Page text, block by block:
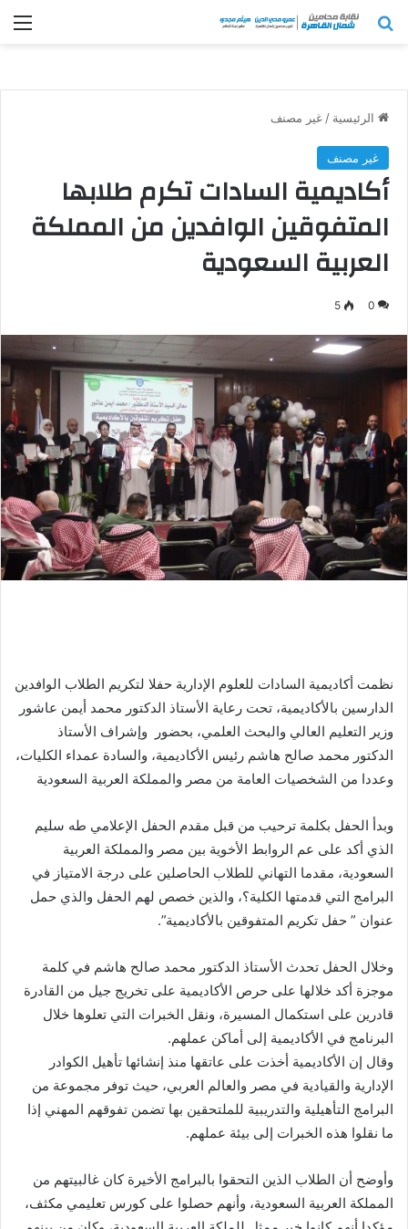
بحث عن
الرئيسية / غير مصنف
غير مصنف
أكاديمية السادات تكرم طلابها
المتفوقين الوافدين من المملكة
العربية السعودية
0
5
نظمت أكاديمية السادات للعلوم الإدارية حفلا لتكريم الطلاب الوافدين
الدارسين بالأكاديمية، تحت رعاية الأستاذ الدكتور محمد أيمن عاشور
وزير التعليم العالي والبحث العلمي، بحضور وإشراف الأستاذ
الدكتور محمد صالح هاشم رئيس الأكاديمية، والسادة عمداء الكليات،
وعددا من الشخصيات العامة من مصر والمملكة العربية السعودية
وبدأ الحفل بكلمة ترحيب من قبل مقدم الحفل الإعلامي طه سليم
الذي أكد على عم الروابط الأخوية بين مصر والمملكة العربية
السعودية، مقدما التهاني للطلاب الحاصلين على درجة الامتياز في
البرامج التي قدمتها الكلية؟، والذين خصص لهم الحفل والذي حمل
عنوان ” حفل تكريم المتفوقين بالأكاديمية”.
وخلال الحفل تحدث الأستاذ الدكتور محمد صالح هاشم في كلمة
موجزة أكد خلالها على حرص الأكاديمية على تخريج جيل من القادرة
قادرين على استكمال المسيرة، ونقل الخبرات التي تعلوها خلال
البرنامج في الأكاديمية إلى أماكن عملهم.
وقال إن الأكاديمية أخذت على عاتقها منذ إنشائها تأهيل الكوادر
الإدارية والقيادية في مصر والعالم العربي، حيث توفر مجموعة من
البرامج التأهيلية والتدريبية للملتحقين بها تضمن تفوقهم المهني إذا
ما نقلوا هذه الخبرات إلى بيئة عملهم.
وأوضح أن الطلاب الذين التحقوا بالبرامج الأخيرة كان غالبيتهم من
المملكة العربية السعودية، وأنهم حصلوا على كورس تعليمي مكثف،